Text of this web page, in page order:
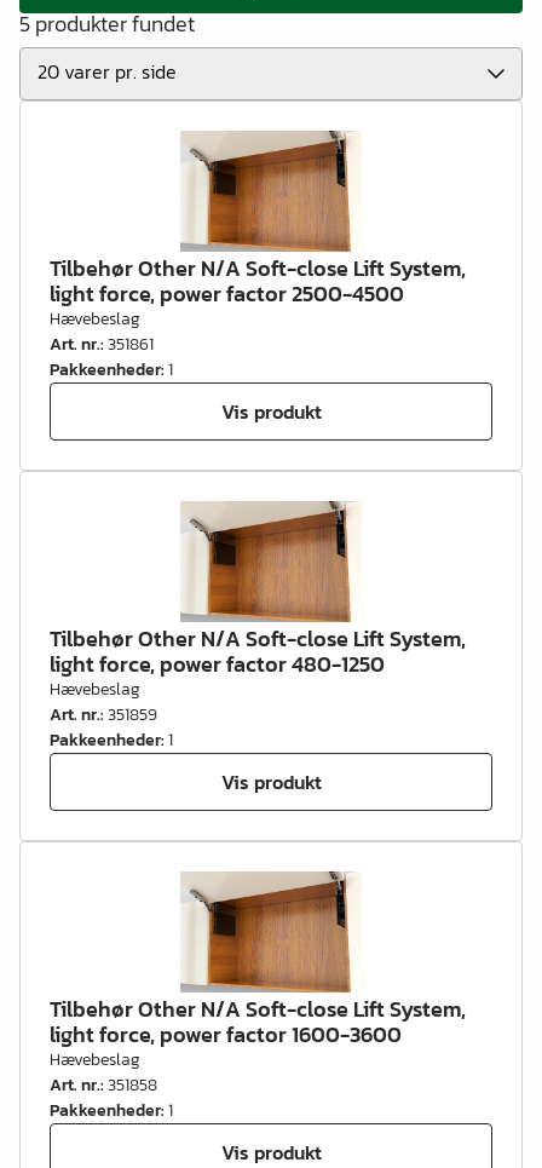
5 produkter fundet
Tilbehør Other N/A Soft-close Lift System,
light force, power factor 2500-4500
Hævebeslag
Art. nr.:351861
Pakkeenheder:1
Vis produkt
Tilbehør Other N/A Soft-close Lift System,
light force, power factor 480-1250
Hævebeslag
Art. nr.:351859
Pakkeenheder:1
Vis produkt
Tilbehør Other N/A Soft-close Lift System,
light force, power factor 1600-3600
Hævebeslag
Art. nr.:351858
Pakkeenheder:1
Vis produkt